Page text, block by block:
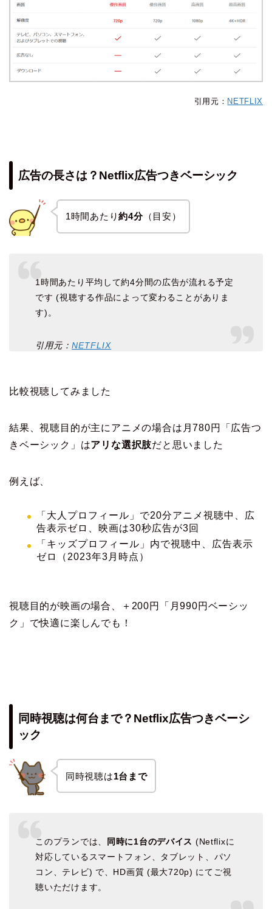
引用元： NETFLIX
広告の長さは？Netflix広告つきベーシック
1時間あたり約4分（目安）
1時間あたり平均して約4分間の広告が流れる予定
です (視聴する作品によって変わることがありま
す)。
引用元：NETFLIX
比較視聴してみました
結果、視聴目的が主にアニメの場合は月780円「広告つ
きベーシック」はアリな選択肢だと思いました
例えば、
「大人プロフィール」で20分アニメ視聴中、広
告表示ゼロ、映画は30秒広告が3回
「キッズプロフィール」内で視聴中、広告表示
ゼロ（2023年3月時点）
視聴目的が映画の場合、＋200円「月990円ベーシッ
ク」で快適に楽しんでも！
同時視聴は何台まで？Netflix広告つきベーシ
ック
同時視聴は1台まで
このプランでは、 同時に1台のデバイス (Netflixに
対応しているスマートフォン、タブレット、パソ
コン、テレビ) で、HD画質 (最大720p) にてご視
聴いただけます。